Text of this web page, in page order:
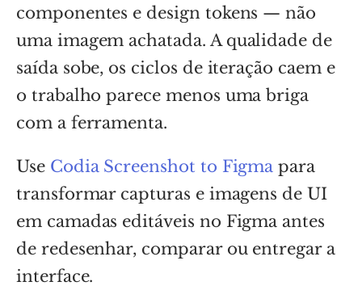
componentes e design tokens — não
uma imagem achatada. A qualidade de
saída sobe, os ciclos de iteração caem e
o trabalho parece menos uma briga
com a ferramenta.
Use Codia Screenshot to Figma para
transformar capturas e imagens de UI
em camadas editáveis no Figma antes
de redesenhar, comparar ou entregar a
interface.